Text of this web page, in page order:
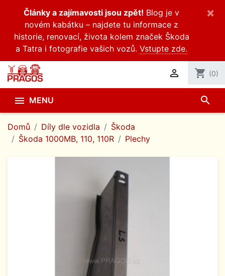
Články a zajímavosti jsou zpět! Blog je v
novém kabátku – najdete tu informace z
historie, renovací, života kolem značek Škoda
a Tatra i fotografie vašich vozů. Vstupte zde.
×
 shopping_cart (0)
 MENU search
Domů Díly dle vozidla
Škoda
Škoda 1000MB, 110, 110R
Plechy